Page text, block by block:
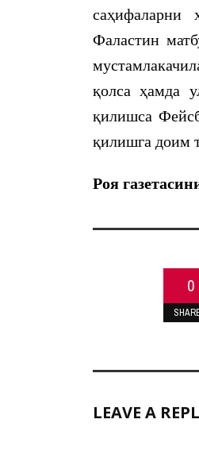
Фаластин
қолса ҳамда
қилишса
қилишга доим
Роя
0
LEAVE A